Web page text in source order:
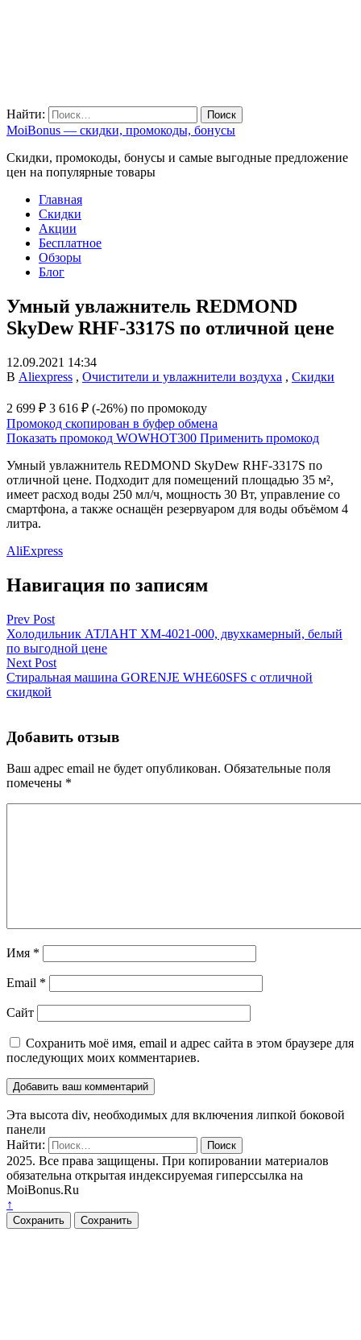
Найти:
MoiBonus — скидки, промокоды, бонусы
Скидки, промокоды, бонусы и самые выгодные предложение
цен на популярные товары
Главная
Скидки
Акции
Бесплатное
Обзоры
Блог
Умный увлажнитель REDMOND
SkyDew RHF-3317S по отличной цене
12.09.2021 14:34
В Aliexpress , Очистители и увлажнители воздуха , Скидки
2 699 ₽ 3 616 ₽ (-26%) по промокоду
Промокод скопирован в буфер обмена
Показать промокод WOWHOT300 Применить промокод
Умный увлажнитель REDMOND SkyDew RHF-3317S по
отличной цене. Подходит для помещений площадью 35 м²,
имеет расход воды 250 мл/ч, мощность 30 Вт, управление со
смартфона, а также оснащён резервуаром для воды объёмом 4
литра.
AliExpress
Навигация по записям
Prev Post
Холодильник АТЛАНТ XM-4021-000, двухкамерный, белый
по выгодной цене
Next Post
Стиральная машина GORENJE WHE60SFS с отличной
скидкой
Добавить отзыв
Ваш адрес email не будет опубликован. Обязательные поля
помечены *
Имя *
Email *
Сайт
Сохранить моё имя, email и адрес сайта в этом браузере для
последующих моих комментариев.
Эта высота div, необходимых для включения липкой боковой
панели
Найти:
2025. Все права защищены. При копировании материалов
обязательна открытая индексируемая гиперссылка на
MoiBonus.Ru
↑